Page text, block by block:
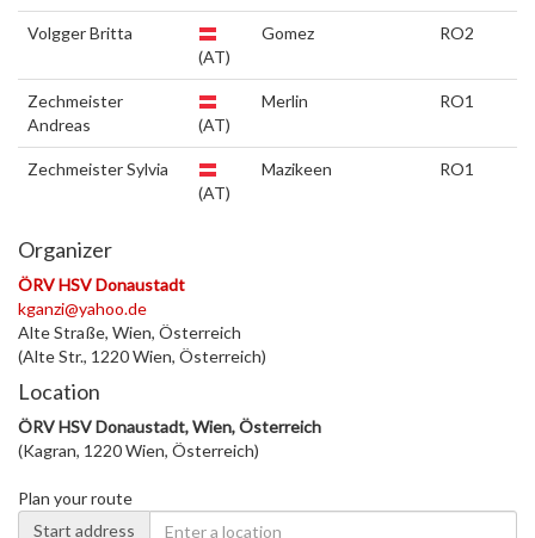
Volgger Britta
(AT)
Gomez RO2
Zechmeister
Andreas
(AT)
Merlin RO1
Zechmeister Sylvia
(AT)
Mazikeen RO1
Organizer
ÖRV HSV Donaustadt
kganzi@yahoo.de
Alte Straße, Wien, Österreich
(Alte Str., 1220 Wien, Österreich)
Location
ÖRV HSV Donaustadt, Wien, Österreich
(Kagran, 1220 Wien, Österreich)
Plan your route
Start address